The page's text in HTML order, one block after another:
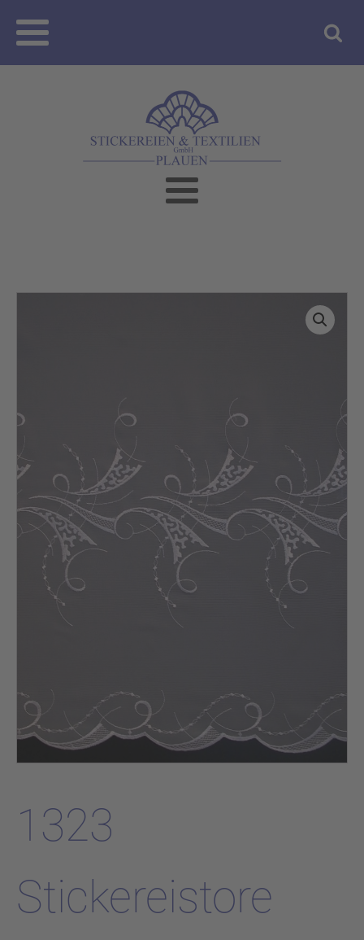
1323
Stickereistore